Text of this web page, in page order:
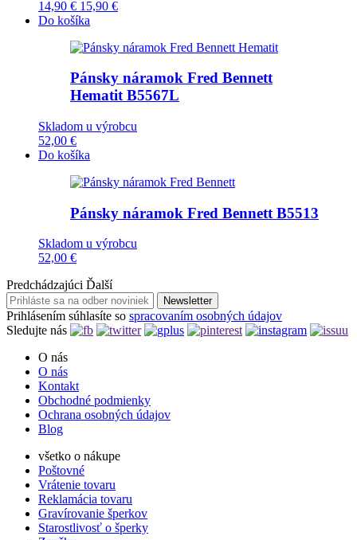
14,90 € 15,90 €
Do košíka
Pánsky náramok Fred Bennett
HematitB5567L
Skladom u výrobcu
52,00 €
Do košíka
Pánsky náramok Fred Bennett B5513
Skladom u výrobcu
52,00 €
Predchádzajúci Ďalší
Newsletter
Prihlásením súhlasíte so spracovaním osobných údajov
Sledujte nás
O nás
O nás
Kontakt
Obchodné podmienky
Ochrana osobných údajov
Blog
všetko o nákupe
Poštovné
Vrátenie tovaru
Reklamácia tovaru
Gravírovanie šperkov
Starostlivosť o šperky